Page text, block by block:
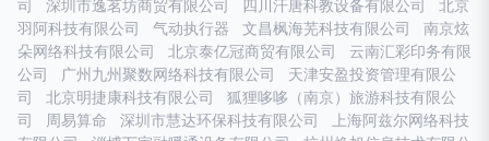
司
深圳市逸茗坊商贸有限公司 四川汗唐科教设备有限公司
北京
羽阿科技有限公司
气动执行器 文昌枫海芜科技有限公司
南京炫
朵网络科技有限公司
北京泰亿冠商贸有限公司
云南汇彩印务有限
公司
广州九州聚数网络科技有限公司
天津安盈投资管理有限公
司
北京明捷康科技有限公司
狐狸哆哆（南京）旅游科技有限公
司
周易算命 深圳市慧达环保科技有限公司
上海阿兹尔网络科技